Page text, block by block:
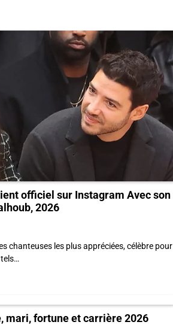
officiel sur Instagram Avec son
2026
chanteuses les plus appréciées, célèbre pour
mari, fortune et carrière 2026